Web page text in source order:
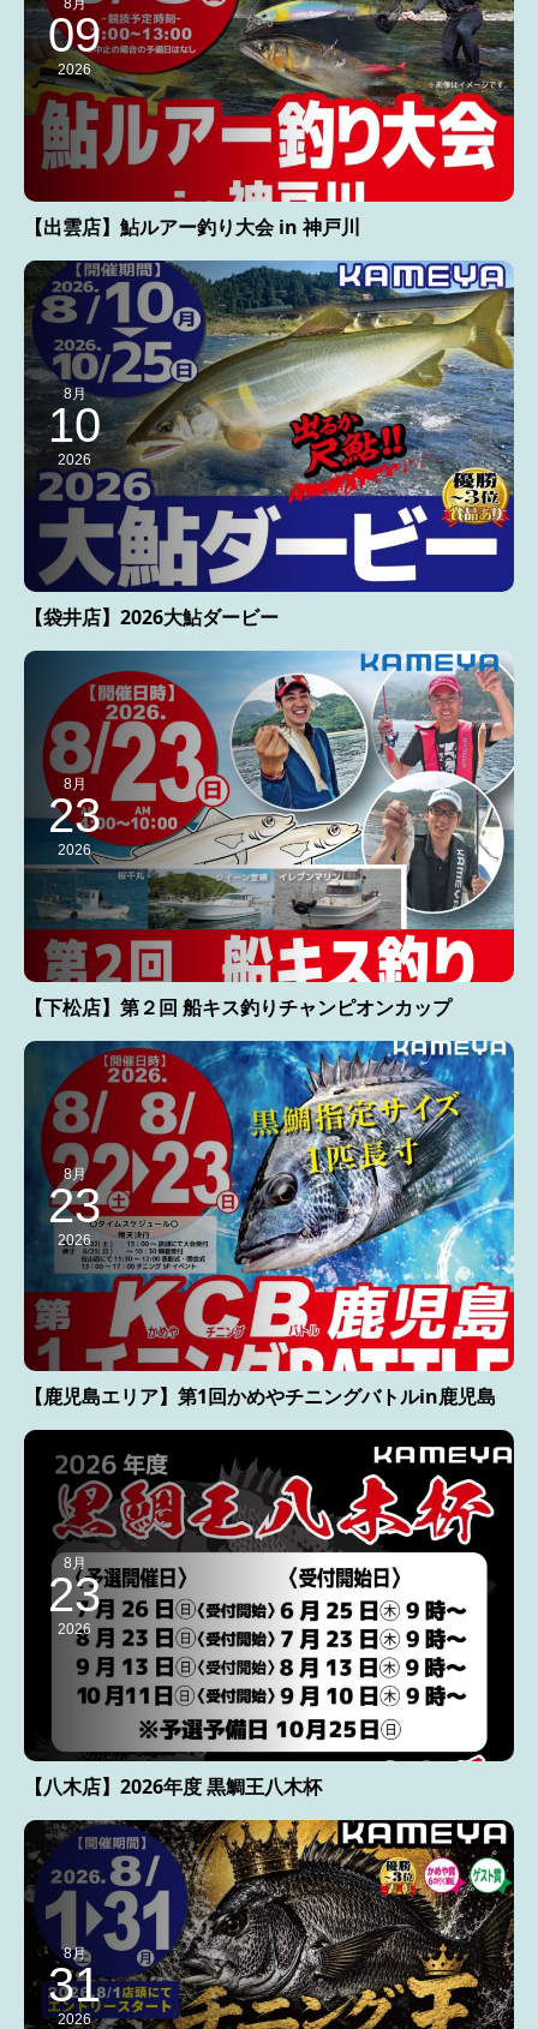
8月
09
2026
【出雲店】鮎ルアー釣り大会 in 神戸川
8月
10
2026
【袋井店】2026大鮎ダービー
8月
23
2026
【下松店】第２回 船キス釣りチャンピオンカップ
8月
23
2026
【鹿児島エリア】第1回かめやチニングバトルin鹿児島
8月
23
2026
【八木店】2026年度 黒鯛王八木杯
8月
31
2026